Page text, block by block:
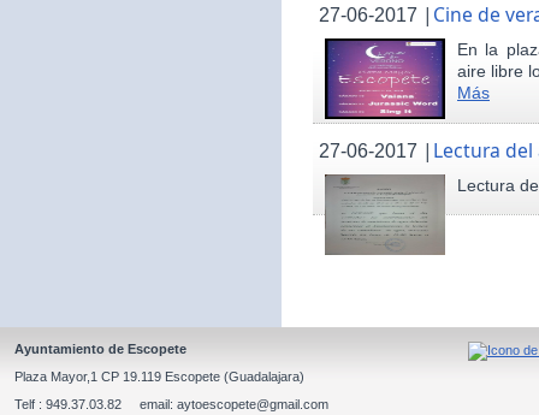
27-06-2017 | Cine de
En la
aire libre
Más
27-06-2017 | Lectura del
Lectura
Ayuntamiento de Escopete
Plaza Mayor,1 CP 19.119 Escopete (Guadalajara)
Telf : 949.37.03.82 email: aytoescopete@gmail.com